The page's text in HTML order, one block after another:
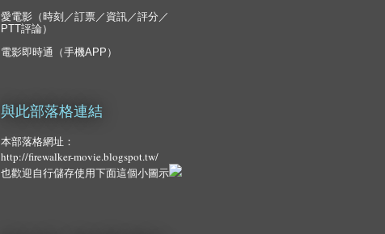
愛電影（時刻／訂票／資訊／評分／
PTT評論）
電影即時通（手機APP）
與此部落格連結
本部落格網址：
http://firewalker-movie.blogspot.tw/
也歡迎自行儲存使用下面這個小圖示